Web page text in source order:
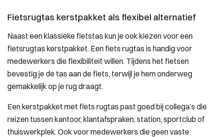
Fietsrugtas kerstpakket als flexibel alternatief
Naast een klassieke fietstas kun je ook kiezen voor een
fietsrugtas kerstpakket. Een fiets rugtas is handig voor
medewerkers die flexibiliteit willen. Tijdens het fietsen
bevestig je de tas aan de fiets, terwijl je hem onderweg
gemakkelijk op je rug draagt.
Een kerstpakket met fiets rugtas past goed bij collega’s die
reizen tussen kantoor, klantafspraken, station, sportclub of
thuiswerkplek. Ook voor medewerkers die geen vaste